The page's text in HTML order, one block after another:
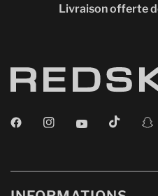
Livraison offerte